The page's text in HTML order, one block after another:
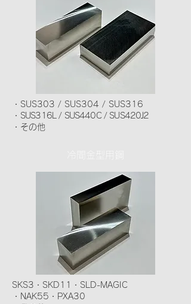
・SUS303 / SUS304 / SUS316
・ SUS316L / SUS440C / SUS420J2
・その他
SKS3・SKD11・SLD-MAGIC
・NAK55・PXA30